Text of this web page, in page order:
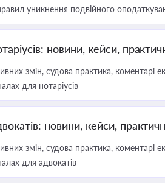
уникнення подвійного
новини, кейси,
змін, судова практика, коментарі
для нотаріусів
новини, кейси,
змін, судова практика, коментарі
для адвокатів